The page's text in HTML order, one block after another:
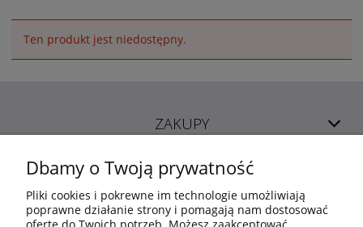
Ten produkt jest niedostępny.
ZAKUPY
POMOC
Dbamy o Twoją prywatność
Pliki cookies i pokrewne im technologie umożliwiają
poprawne działanie strony i pomagają nam dostosować